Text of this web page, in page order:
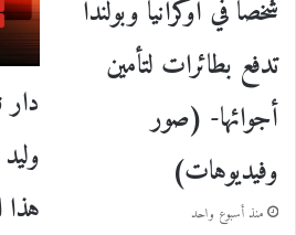
شخصا في أوكرانيا وبولندا
تدفع بطائرات لتأمين
أجوائها- (صور
وفيديوهات)
منذ أسبوع واحد